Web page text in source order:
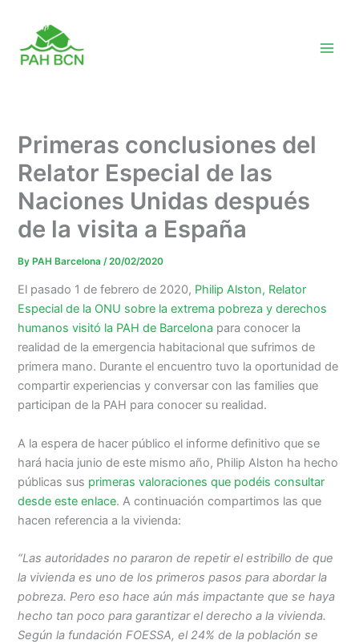
content
Primeras conclusiones del
Relator Especial de las
Naciones Unidas después
de la visita a España
By PAH Barcelona/20/02/2020
El pasado 1 de febrero de 2020, Philip Alston, Relator
Especial de la ONU sobre la extrema pobreza y derechos
humanos visitó la PAH de Barcelona para conocer la
realidad de la emergencia habitacional que sufrimos de
primera mano. Durante el encuentro tuvo la oportunidad de
compartir experiencias y conversar con las families que
participan de la PAH para conocer su realidad.
A la espera de hacer público el informe definitivo que se
hará hacia junio de este mismo año, Philip Alston ha hecho
públicas sus primeras valoraciones que podéis consultar
desde este enlace. A continuación compartimos las que
hacen referencia a la vivienda:
“Las autoridades no pararon de repetir el estribillo de que
la vivienda es uno de los primeros pasos para abordar la
pobreza. Pero eso hace aún más impactante que se haya
hecho tan poco para garantizar el derecho a la vivienda.
Según la fundación FOESSA, el 24% de la población se